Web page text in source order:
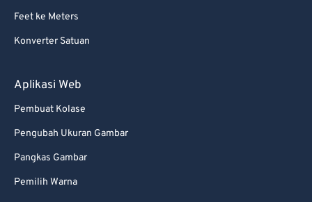
Feet ke Meters
Konverter Satuan
Aplikasi Web
Pembuat Kolase
Pengubah Ukuran Gambar
Pangkas Gambar
Pemilih Warna